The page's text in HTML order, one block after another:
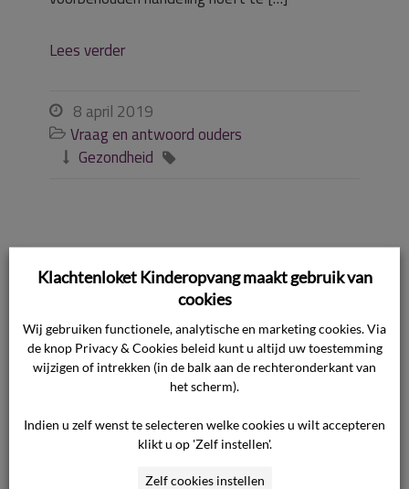
Lees verder
 8 april 2019
 Vraag en antwoord ouders
 Gezondheid 
Mag een opvang
een contract
weigeren/opzegg
en wanneer mijn
Klachtenloket Kinderopvang maakt gebruik van
cookies
Wij gebruiken functionele, analytische en marketing cookies. Via
de knop Privacy & Cookies beleid kunt u altijd uw toestemming
wijzigen of intrekken (in de balk aan de rechteronderkant van
het scherm).
Indien u zelf wenst te selecteren welke cookies u wilt accepteren
klikt u op 'Zelf instellen'.
Zelf cookies instellen